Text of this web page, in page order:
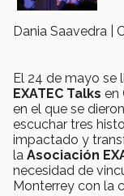
Dania Saavedra |
El 24 de mayo se
EXATEC Talks en
en el que se
escuchar tres
impactado y
la Asociación
necesidad de
Monterrey con la